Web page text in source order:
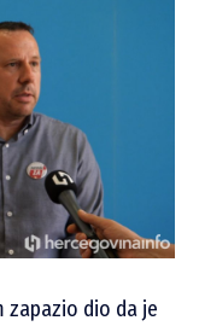
zapazio dio da je